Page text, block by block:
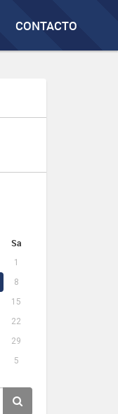
CONTACTO
Sa
1
8
15
22
29
5